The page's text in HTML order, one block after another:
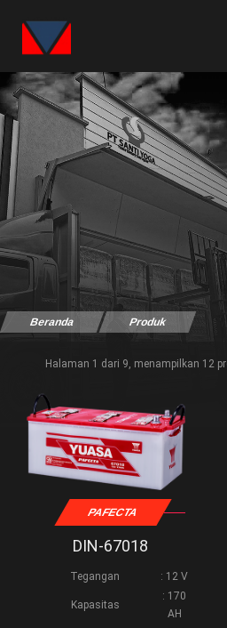
Beranda Produk
Halaman 1 dari 9, menampilkan 12
PAFECTA
DIN-67018
Tegangan : 12 V
Kapasitas
: 170
AH